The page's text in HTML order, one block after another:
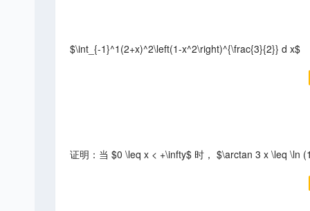
$\int_{-1}^1(2+x)^2\left(1-x^2\right)^{\frac{3}{2}} d x$
证明：当 $0 \leq x < +\infty$ 时， $\arctan 3 x \leq \ln